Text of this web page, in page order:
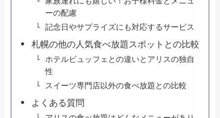
ーの配慮
記念日やサプライズにも対応するサービス
札幌の他の人気食べ放題スポットとの比較
ホテルビュッフェとの違いとアリスの独自
性
スイーツ専門店以外の食べ放題との比較
よくある質問